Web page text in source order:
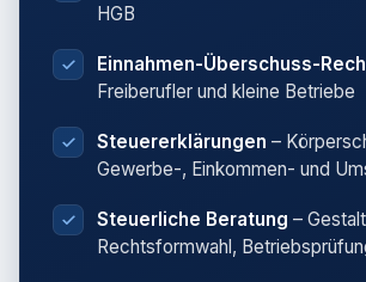
HGB
Einnahmen-Überschuss-
Freiberufler und kleine Betriebe
Steuererklärungen –
Gewerbe-, Einkommen- und
Steuerliche Beratung –
Rechtsformwahl,